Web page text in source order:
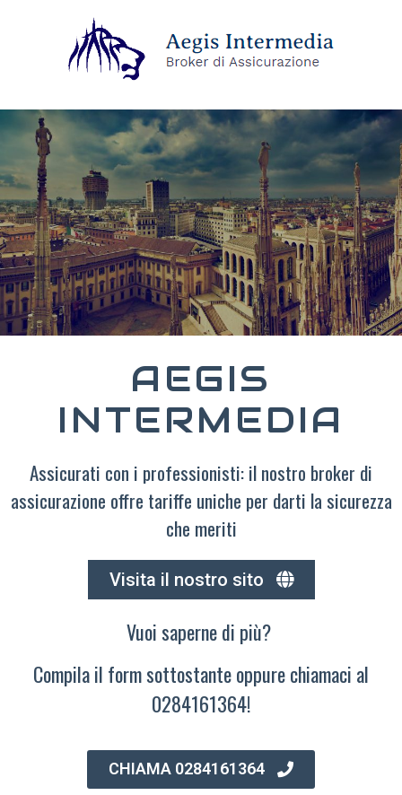
AEGIS
INTERMEDIA
Assicurati con i professionisti: il nostro broker di
assicurazione offre tariffe uniche per darti la sicurezza
che meriti
Visita il nostro sito
Vuoi saperne di più?
Compila il form sottostante oppure chiamaci al
0284161364!
CHIAMA 0284161364